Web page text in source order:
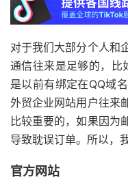
对于我们大部分个人和
通信往来是足够的，比
是以前有绑定在QQ域
外贸企业网站用户往来
比较重要的，如果因为
导致耽误订单。所以，
官方网站